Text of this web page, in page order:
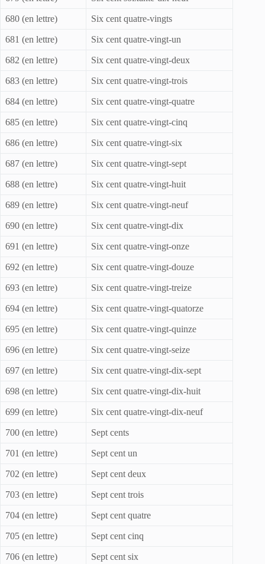
680 (en lettre) Six cent quatre-vingts
681 (en lettre) Six cent quatre-vingt-un
682 (en lettre) Six cent quatre-vingt-deux
683 (en lettre) Six cent quatre-vingt-trois
684 (en lettre) Six cent quatre-vingt-quatre
685 (en lettre) Six cent quatre-vingt-cinq
686 (en lettre) Six cent quatre-vingt-six
687 (en lettre) Six cent quatre-vingt-sept
688 (en lettre) Six cent quatre-vingt-huit
689 (en lettre) Six cent quatre-vingt-neuf
690 (en lettre) Six cent quatre-vingt-dix
691 (en lettre) Six cent quatre-vingt-onze
692 (en lettre) Six cent quatre-vingt-douze
693 (en lettre) Six cent quatre-vingt-treize
694 (en lettre) Six cent quatre-vingt-quatorze
695 (en lettre) Six cent quatre-vingt-quinze
696 (en lettre) Six cent quatre-vingt-seize
697 (en lettre) Six cent quatre-vingt-dix-sept
698 (en lettre) Six cent quatre-vingt-dix-huit
699 (en lettre) Six cent quatre-vingt-dix-neuf
700 (en lettre) Sept cents
701 (en lettre) Sept cent un
702 (en lettre) Sept cent deux
703 (en lettre) Sept cent trois
704 (en lettre) Sept cent quatre
705 (en lettre) Sept cent cinq
706 (en lettre) Sept cent six